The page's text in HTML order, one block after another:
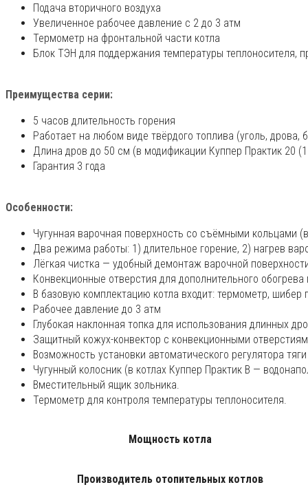
Подача вторичного воздуха
Увеличенное рабочее давление с 2 до 3 атм
Термометр на фронтальной части котла
Блок ТЭН для поддержания температуры теплоносителя,
Преимущества серии:
5 часов длительность горения
Работает на любом виде твёрдого топлива (уголь, дрова,
Длина дров до 50 см (в модификации Куппер Практик 20
Гарантия 3 года
Особенности:
Чугунная варочная поверхность со съёмными кольцами
Два режима работы: 1) длительное горение, 2) нагрев
Лёгкая чистка — удобный демонтаж варочной
Конвекционные отверстия для дополнительного
В базовую комплектацию котла входит: термометр, шибер
Рабочее давление до 3 атм
Глубокая наклонная топка для использования длинных
Защитный кожух-конвектор с конвекционными
Возможность установки автоматического регулятора
Чугунный колосник (в котлах Куппер Практик В —
Вместительный ящик зольника.
Термометр для контроля температуры теплоносителя.
Мощность котла
Производитель отопительных котлов